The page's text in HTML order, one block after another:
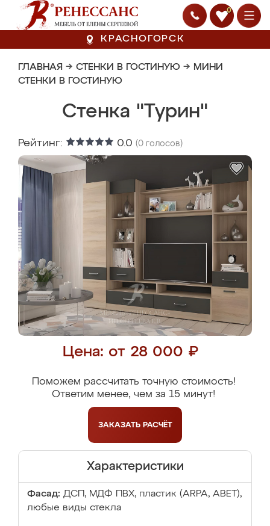
0
КРАСНОГОРСК
ГЛАВНАЯ → СТЕНКИ В ГОСТИНУЮ → МИНИ
СТЕНКИ В ГОСТИНУЮ
Стенка "Турин"
Рейтинг: 0.0 (0 голосов)
Цена: от 28 000 ₽
Поможем рассчитать точную стоимость!
Ответим менее, чем за 15 минут!
ЗАКАЗАТЬ РАСЧЁТ
Характеристики
Фасад: ДСП, МДФ ПВХ, пластик (ARPA, ABET),
любые виды стекла